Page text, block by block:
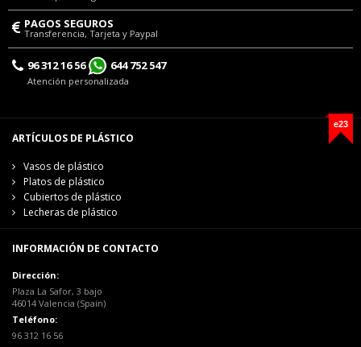
PAGOS SEGUROS
Transferencia, Tarjeta y Paypal
96 312 16 56 644 752 547
Atención personalizada
e23
ARTÍCULOS DE PLÁSTICO
Vasos de plástico
Platos de plástico
Cubiertos de plástico
Lecheras de plástico
INFORMACIÓN DE CONTACTO
Dirección:
Plaza La Safor, 3 bajo
46014 Valencia (Spain)
Teléfono:
96 312 16 56